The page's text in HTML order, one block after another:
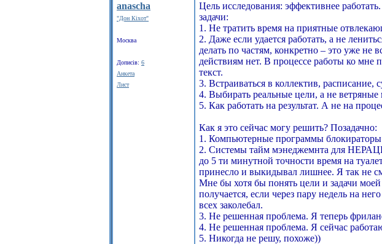
anascha
"Дон Кіхот"
Москва
Дописів: 6
Анкета
Лист
Цель исследования: эффективнее работать.
задачи:
1. Не тратить время на приятные
2. Даже если удается работать, а не
делать по частям, конкретно – это уже не
действиям нет. В процессе работы ко
текст.
3. Встраиваться в коллектив,
4. Выбирать реальные цели, а не
5. Как работать на результат. А не на
Как я это сейчас могу решить? Позадачно:
1. Компьютерные программы блокираторы
2. Системы тайм мэнеджемнта для
до 5 ти минутной точности время на
принесло и выкидывал лишнее. Я так не
Мне бы хотя бы понять цели и задачи
получается, если через пару недель на
всех заколебал.
3. Не решенная проблема. Я теперь
4. Не решенная проблема. Я сейчас
5. Никогда не решу, похоже))